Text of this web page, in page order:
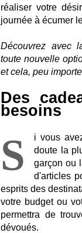
réaliser votre
journée à écumer
Découvrez avec
toute nouvelle
et cela, peu
Des
besoins
S i vous
doute la
garçon ou
d'articles
esprits des
votre budget ou
permettra de
dévoués.